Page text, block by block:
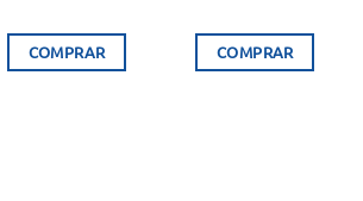
COMPRAR COMPRAR